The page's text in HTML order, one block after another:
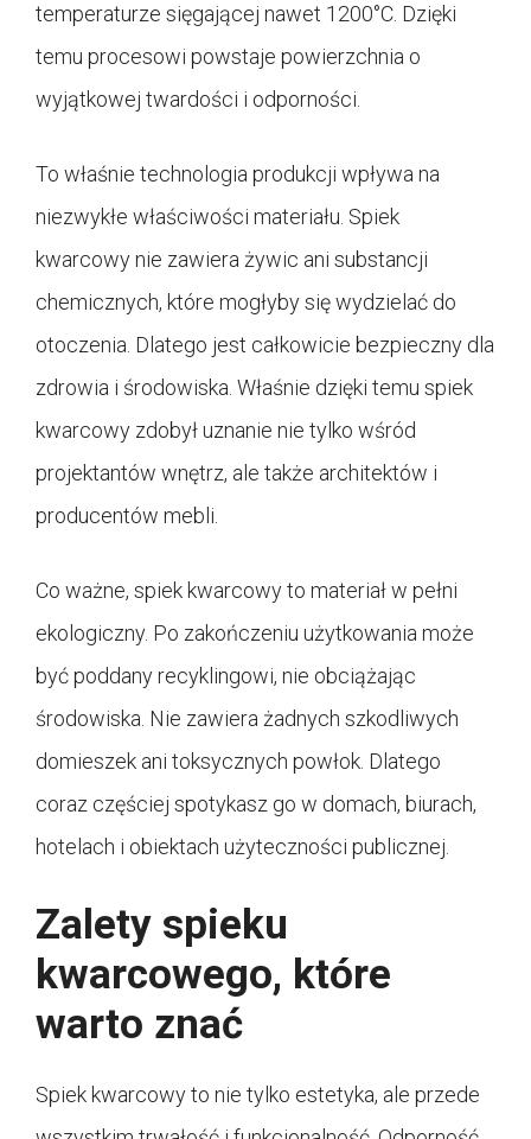
temperaturze sięgającej nawet 1200°C. Dzięki
temu procesowi powstaje powierzchnia o
wyjątkowej twardości i odporności.
To właśnie technologia produkcji wpływa na
niezwykłe właściwości materiału. Spiek
kwarcowy nie zawiera żywic ani substancji
chemicznych, które mogłyby się wydzielać do
otoczenia. Dlatego jest całkowicie bezpieczny dla
zdrowia i środowiska. Właśnie dzięki temu spiek
kwarcowy zdobył uznanie nie tylko wśród
projektantów wnętrz, ale także architektów i
producentów mebli.
Co ważne, spiek kwarcowy to materiał w pełni
ekologiczny. Po zakończeniu użytkowania może
być poddany recyklingowi, nie obciążając
środowiska. Nie zawiera żadnych szkodliwych
domieszek ani toksycznych powłok. Dlatego
coraz częściej spotykasz go w domach, biurach,
hotelach i obiektach użyteczności publicznej.
Zalety spieku
kwarcowego, które
warto znać
Spiek kwarcowy to nie tylko estetyka, ale przede